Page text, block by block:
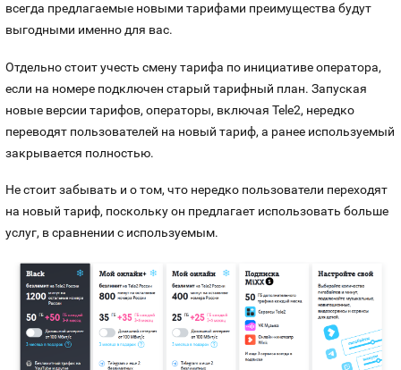
всегда предлагаемые новыми тарифами преимущества будут
выгодными именно для вас.
Отдельно стоит учесть смену тарифа по инициативе оператора,
если на номере подключен старый тарифный план. Запуская
новые версии тарифов, операторы, включая Tele2, нередко
переводят пользователей на новый тариф, а ранее используемый
закрывается полностью.
Не стоит забывать и о том, что нередко пользователи переходят
на новый тариф, поскольку он предлагает использовать больше
услуг, в сравнении с используемым.